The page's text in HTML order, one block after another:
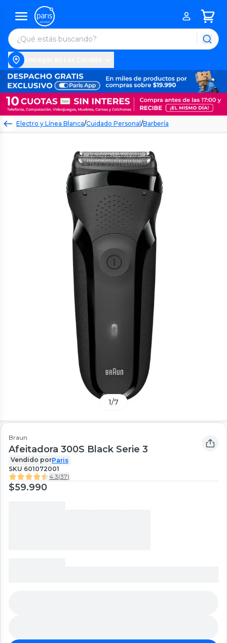
Electro y Línea Blanca/Cuidado Personal/Barbería
1/7
Braun
Afeitadora 300S Black Serie 3
Vendido porParis
SKU 601072001
4.3(37)
$59.990